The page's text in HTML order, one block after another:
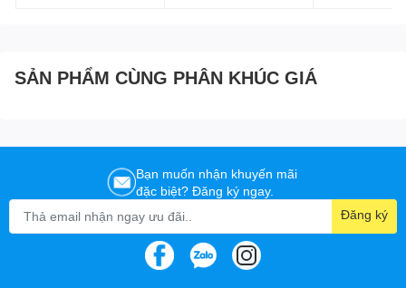
SẢN PHẨM CÙNG PHÂN KHÚC GIÁ
Bạn muốn nhận khuyến mãi
đặc biệt? Đăng ký ngay.
Đăng ký